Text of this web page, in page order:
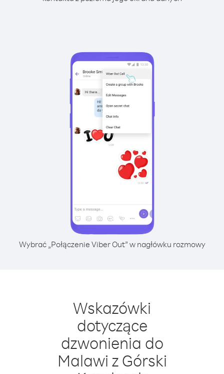
Wybrać „Połączenie Viber Out” w nagłówku rozmowy
Wskazówki
dotyczące
dzwonienia do
Malawi z Górski